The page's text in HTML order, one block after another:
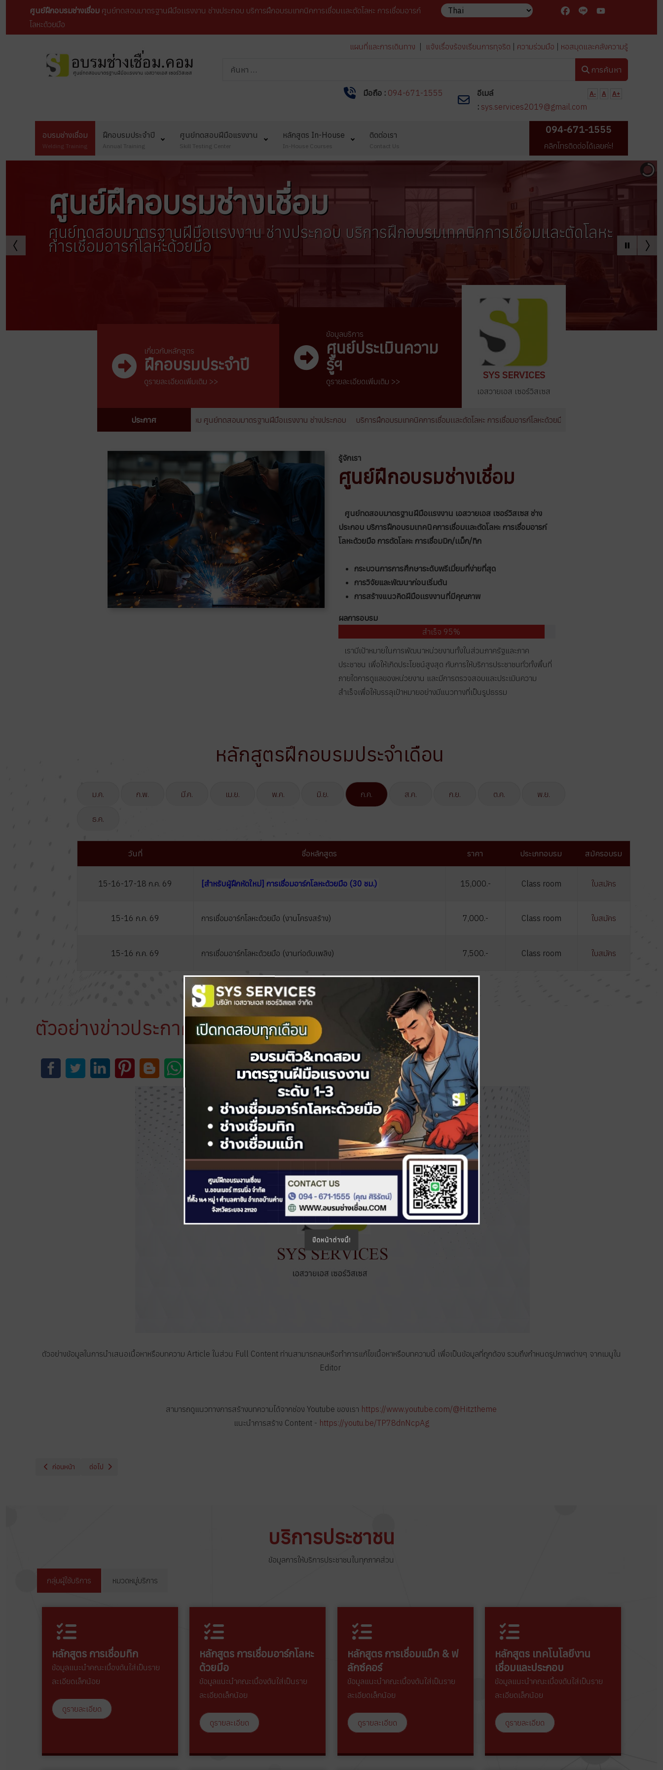
ศูนย์ฝึกอบรมช่างเชื่อมศูนย์ทดสอบมาตรฐานฝีมือเเรงงาน ช่างประกอบ บริการฝึกอบรมเทคนิคการเชื่อมเเละตัดโลหะ การเชื่อมอารก์
โลหะด้วยมือ
แผนที่และการเดินทาง แจ้งเรื่องร้องเรียนการทุจริต ความร่วมมือ
หอสมุดและคลังความรู้
การค้นหา
การค้นหา
มือถือ : 094-671-1555
อีเมล์
: sys.services2019@gmail.com
A- A A+
อบรมช่างเชื่อม
Welding Training
ฝึกอบรมประจำปี
Annual Training
ศูนย์ทดสอบฝีมือแรงงาน
Skill Testing Center
หลักสูตร In-House
In-House Courses
ติดต่อเรา
Contact Us
094-671-1555
คลิกโทรติดต่อได้เลยค่ะ!
ศูนย์ฝึกอบรมช่างเชื่อม
ศูนย์ทดสอบมาตรฐานฝีมือเเรงงาน ช่างประกอบ บริการฝึกอบรมเทคนิคการเชื่อมเเละตัดโลหะ
การเชื่อมอารก์โลหะด้วยมือ
เกี่ยวกับหลักสูตร
ฝึกอบรมประจำปี
ดูรายละเอียดเพิ่มเติม >>
ข้อมูลบริการ
ศูนย์ประเมินความ
รู้ฯ
ดูรายละเอียดเพิ่มเติม >>
SYS SERVICES
เอสวายเอส เซอร์วิสเซส
ประกาศ
ศูนย์ฝึกอบรมช่างเชื่อม ศูนย์ทดสอบมาตรฐานฝีมือเเรงงาน ช่างประกอบ บริการฝึกอบรมเทคนิคการเชื่อมเเละตัดโลหะ การเชื่อมอารก์โลหะด้วยมือ
รู้จักเรา
ศูนย์ฝึกอบรมช่างเชื่อม
ศูนย์ทดสอบมาตรฐานฝีมือเเรงงาน เอสวายเอส เซอร์วิสเซส ช่าง
ประกอบ บริการฝึกอบรมเทคนิคการเชื่อมเเละตัดโลหะ การเชื่อมอารก์
โลหะด้วยมือ การตัดโลหะ การเชื่อมมิก/เเม็ก/ทิก
กระบวนการการศึกษาระดับพรีเมี่ยมที่ง่ายที่สุด
การวิจัยและพัฒนาก่อนเริ่มต้น
การสร้างแนวคิดฝีมือเเรงงานที่มีคุณภาพ
ผลการอบรม
สำเร็จ 95%
เรามีเป้าหมายในการพัฒนาหน่วยงานทั้งในส่วนภาครัฐและภาค
ประชาชน เพื่อให้เกิดประโยชน์สูงสุด กับการให้บริการประชาชนทั่วทั้งพื้นที่
ภายใตการดูแลของหน่วยงาน และมีการตรวจสอบและประเมินความ
สำเร็จเพื่อให้บรรลุเป้าหมายอย่างมีแนวทางที่เป็นรูปธรรม
หลักสูตรฝึกอบรมประจำเดือน
ม.ค. ก.พ. มี.ค. เม.ย. พ.ค. มิ.ย. ก.ค. ส.ค. ก.ย. ต.ค. พ.ย.
ธ.ค.
วันที่ ชื่อหลักสูตร ราคา ประเภทอบรม สมัครอบรม
15-16-17-18 ก.ค. 69 [สำหรับผู้ฝึกหัดใหม่] การเชื่อมอาร์กโลหะด้วยมือ (30 ชม.) 15,000.- Class room ใบสมัคร
15-16 ก.ค. 69 การเชื่อมอาร์กโลหะด้วยมือ (งานโครงสร้าง) 7,000.- Class room ใบสมัคร
15-16 ก.ค. 69 การเชื่อมอาร์กโลหะด้วยมือ (งานท่อดับเพลิง) 7,500.- Class room ใบสมัคร
ตัวอย่างข่าวประกาศที่ 4
ตัวอย่างข้อมูลในการนำเสนอเนื้อหาหรือบทความ Article ในส่วน Full Content ท่านสามารถลบหรือทำการแก้ไขเนื้อหาหรือบทความนี้ เพื่อเป็นข้อมูลที่ถูกต้อง รวมถึงกำหนดรูปภาพต่างๆ จากเมนูใน
Editor
สามารถดูแนวทางการสร้างบทความได้จากช่อง Youtube ของเรา https://www.youtube.com/@Hitztheme
แนะนำการสร้าง Content - https://youtu.be/TP78dnNcpAg
เนื้อหาก่อนหน้า: ตัวอย่างข่าวประกาศที่ 5
ก่อนหน้า เนื้อหาถัดไป: ตัวอย่างข่าวประกาศที่ 3
ต่อไป
บริการประชาชน
ข้อมูลการให้บริการประชาชนในทุกภาคส่วน
กลุ่มผู้ใช้บริการ หมวดหมู่บริการ
หลักสูตร การเชื่อมทิก
ข้อมูลแนะนำคณะเบื้องต้นใส่เป็นราย
ละเอียดเล็กน้อย
ดูรายละเอียด
หลักสูตร การเชื่อมอาร์กโลหะ
ด้วยมือ
ข้อมูลแนะนำคณะเบื้องต้นใส่เป็นราย
ละเอียดเล็กน้อย
ดูรายละเอียด
หลักสูตร การเชื่อมแม็ก & ฟ
ลักซ์คอร์
ข้อมูลแนะนำคณะเบื้องต้นใส่เป็นราย
ละเอียดเล็กน้อย
ดูรายละเอียด
หลักสูตร เทคโนโลยีงาน
เชื่อมและประกอบ
ข้อมูลแนะนำคณะเบื้องต้นใส่เป็นราย
ละเอียดเล็กน้อย
ดูรายละเอียด
ปิดหน้าต่างนี้!